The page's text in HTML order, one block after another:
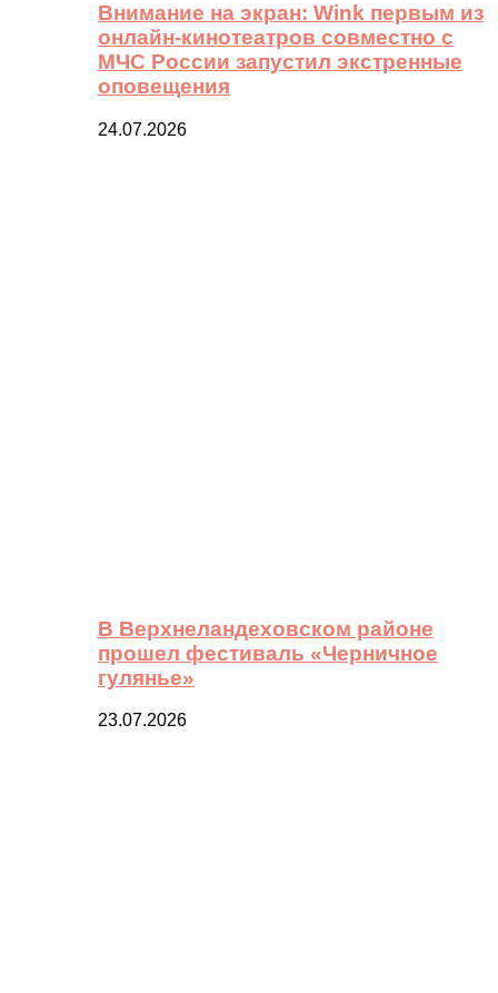
Внимание на экран: Wink первым из
онлайн-кинотеатров совместно с
МЧС России запустил экстренные
оповещения
24.07.2026
В Верхнеландеховском районе
прошел фестиваль «Черничное
гулянье»
23.07.2026